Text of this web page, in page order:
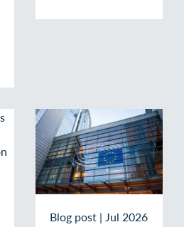
Blog post | Jul 2026